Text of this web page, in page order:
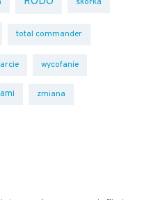
skórka
total commander
wycofanie
zmiana